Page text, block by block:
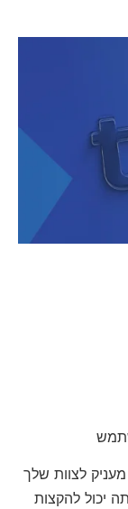
לצוות שלך
יכול להקצות